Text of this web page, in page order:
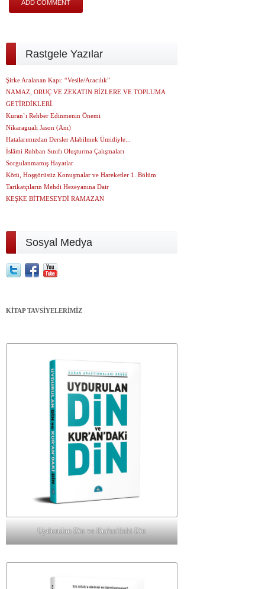
Rastgele Yazılar
Şirke Aralanan Kapı: “Vesile/Aracılık”
NAMAZ, ORUÇ VE ZEKATIN BİZLERE VE TOPLUMA
GETİRDİKLERİ.
Kuran`ı Rehber Edinmenin Önemi
Nikaragualı Jason (Anı)
Hatalarımızdan Dersler Alabilmek Ümidiyle...
İslâmi Ruhban Sınıfı Oluşturma Çalışmaları
Sorgulanmamış Hayatlar
Kötü, Hoşgörüsüz Konuşmalar ve Hareketler 1. Bölüm
Tarikatçıların Mehdi Hezeyanına Dair
KEŞKE BİTMESEYDİ RAMAZAN
Sosyal Medya
KİTAP TAVSİYELERİMİZ
Uydurulan Din ve Kur'an'daki Din